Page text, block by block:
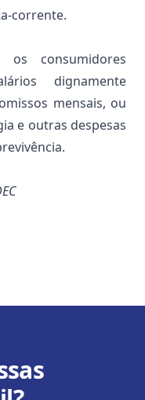
corrente.
consumidores
dignamente
mensais, ou
e outras despesas